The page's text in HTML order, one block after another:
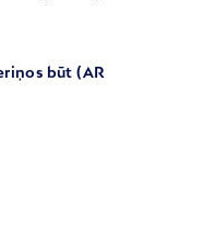
būt (AR